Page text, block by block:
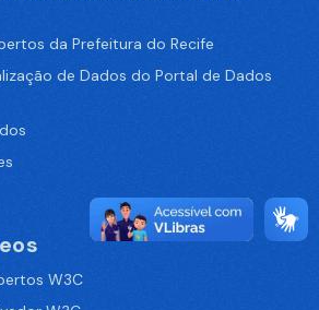
da Prefeitura do Recife
de Dados do Portal de Dados
W3C